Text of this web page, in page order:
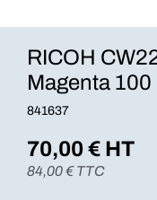
RICOH
Magenta 100
841637
70,00€ HT
84,00€ TTC